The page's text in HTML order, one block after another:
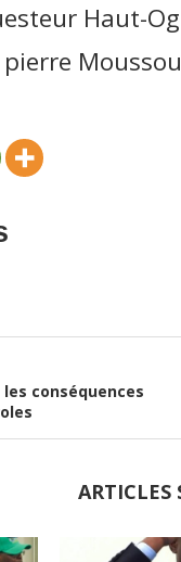
Haut-
conséquences
ARTICLES